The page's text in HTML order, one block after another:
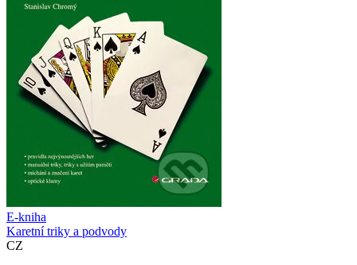
E-kniha
Karetní triky a podvody
CZ